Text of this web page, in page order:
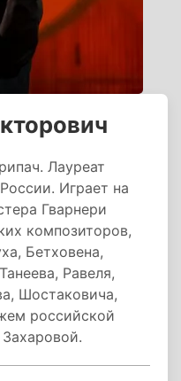
Лауреат
Играет на
Гварнери
композиторов,
Бетховена,
Равеля,
Шостаковича,
российской